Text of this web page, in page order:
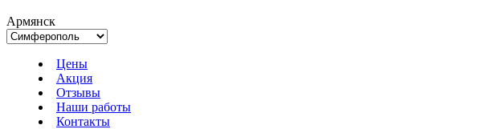
Армянск
Цены
Акция
Отзывы
Наши работы
Контакты